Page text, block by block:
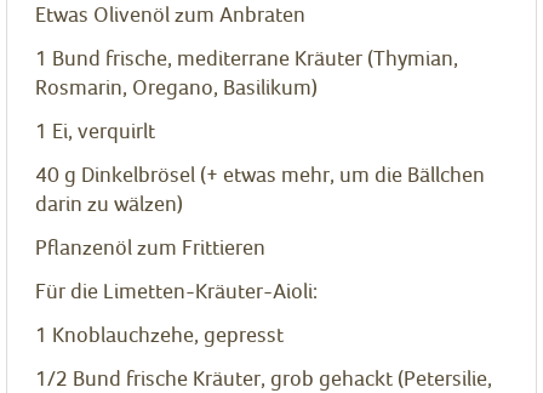
Etwas Olivenöl zum Anbraten
1 Bund frische, mediterrane Kräuter (Thymian,
Rosmarin, Oregano, Basilikum)
1 Ei, verquirlt
40 g Dinkelbrösel (+ etwas mehr, um die Bällchen
darin zu wälzen)
Pflanzenöl zum Frittieren
Für die Limetten-Kräuter-Aioli:
1 Knoblauchzehe, gepresst
1/2 Bund frische Kräuter, grob gehackt (Petersilie,